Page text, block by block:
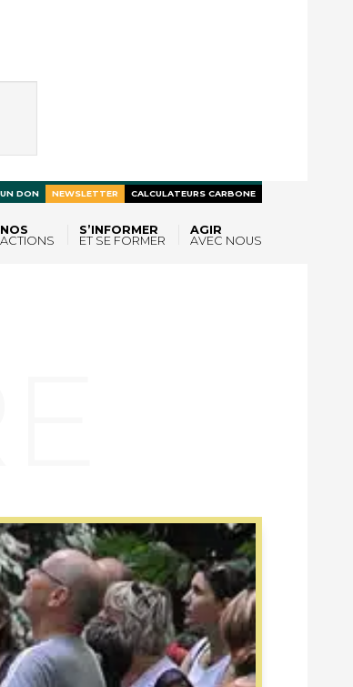
NOS
ACTIONS
S’INFORMER
ET SE FORMER
AGIR
AVEC NOUS
DON NEWSLETTER CALCULATEURS CARBONE